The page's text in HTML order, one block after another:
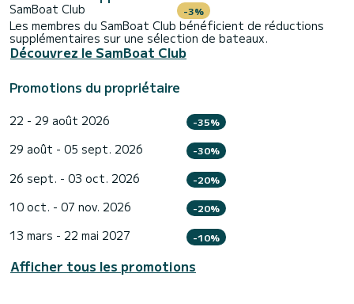
SamBoat Club -3%
Les membres du SamBoat Club bénéficient de réductions
supplémentaires sur une sélection de bateaux.
Découvrez le SamBoat Club
Promotions du propriétaire
22 - 29 août 2026 -35%
29 août - 05 sept. 2026 -30%
26 sept. - 03 oct. 2026 -20%
10 oct. - 07 nov. 2026 -20%
13 mars - 22 mai 2027 -10%
Afficher tous les promotions